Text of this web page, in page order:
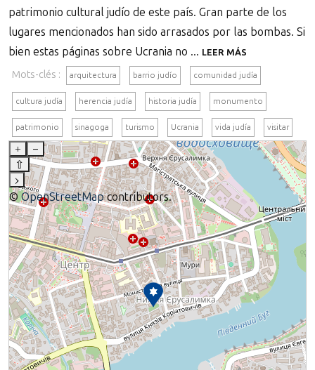
patrimonio cultural judío de este país. Gran parte de los
lugares mencionados han sido arrasados por las bombas. Si
bien estas páginas sobre Ucrania no ... LEER MÁS
Mots-clés : arquitectura barrio judío comunidad judía
cultura judía herencia judía historia judía monumento
patrimonio sinagoga turismo Ucrania vida judía visitar
+
–
⇧
›
©OpenStreetMapcontributors.